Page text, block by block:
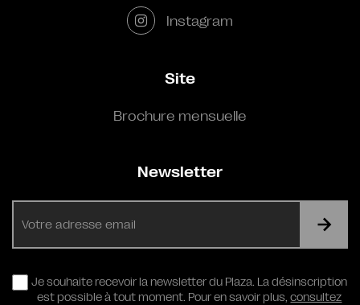
Instagram
Site
Brochure mensuelle
Newsletter
RGPD
Je souhaite recevoir la newsletter du Plaza. La désinscription
est possible à tout moment. Pour en savoir plus,consultez